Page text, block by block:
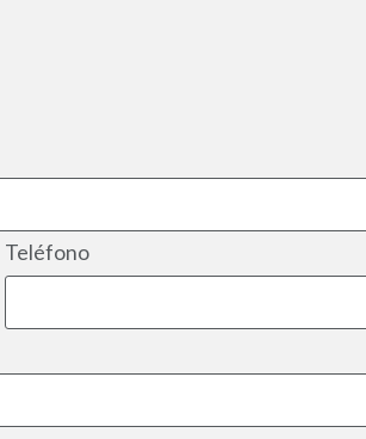
Teléfono